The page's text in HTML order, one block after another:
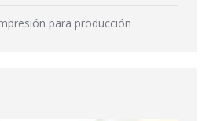
para producción